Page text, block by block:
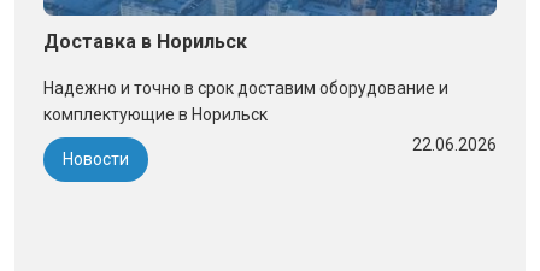
Доставка в Норильск
Надежно и точно в срок доставим оборудование и
комплектующие в Норильск
Новости
22.06.2026